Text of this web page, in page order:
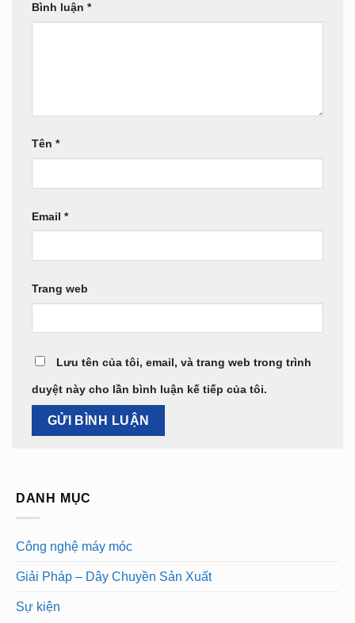
Bình luận *
Tên *
Email *
Trang web
Lưu tên của tôi, email, và trang web trong trình
duyệt này cho lần bình luận kế tiếp của tôi.
DANH MỤC
Công nghệ máy móc
Giải Pháp – Dây Chuyền Sản Xuất
Sự kiện